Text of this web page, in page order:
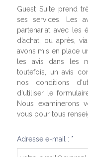
Guest Suite prend
ses services. Les
partenariat avec les
d’achat, ou après,
avons mis en place
les avis dans les
toutefois, un avis
nos conditions
d'utiliser le
Nous examinerons
vous pour tous
Adresse e-mail : *